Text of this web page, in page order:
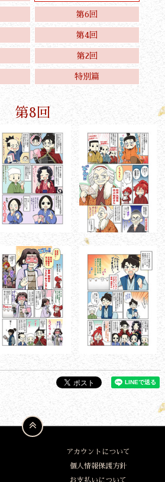
第6回
第4回
第2回
特別篇
第8回
アカウントについて
個人情報保護方針
お支払いについて